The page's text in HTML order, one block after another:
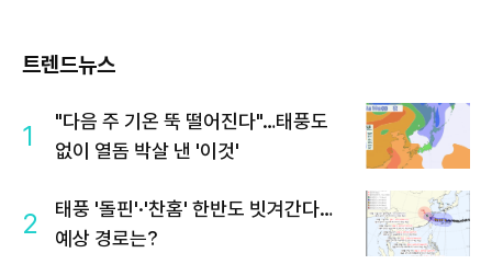
트렌드뉴스
1
"다음 주 기온 뚝 떨어진다"…태풍도
없이 열돔 박살 낸 '이것'
2
태풍 '돌핀'·'찬홈' 한반도 빗겨간다…
예상 경로는?